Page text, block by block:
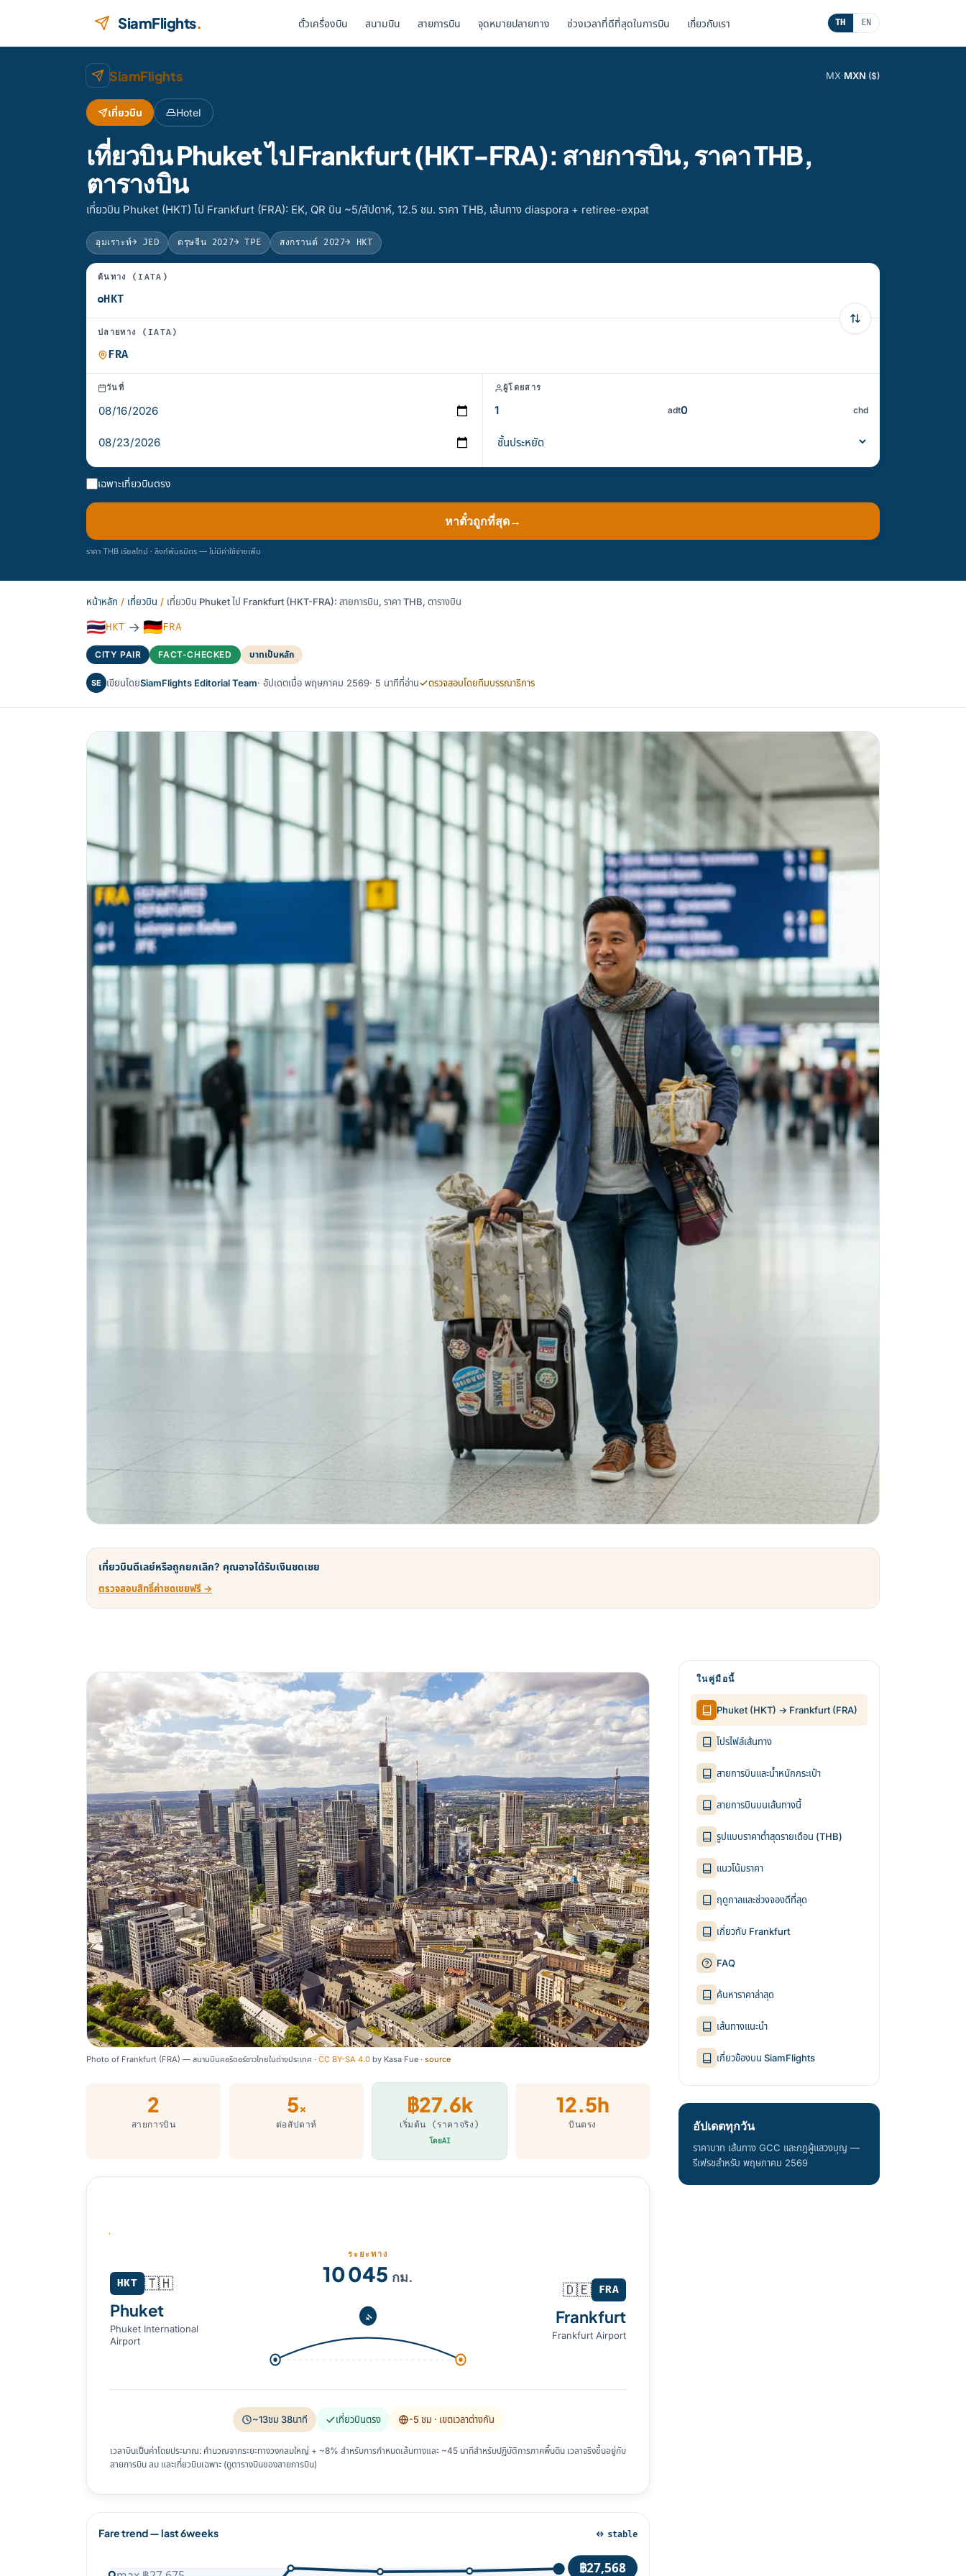
SiamFlights. ตั๋วเครื่องบิน สนามบิน สายการบิน จุดหมายปลายทาง ช่วงเวลาที่ดีที่สุดในการบิน เกี่ยวกับเรา TH EN
SiamFlights MX·MXN ($)
เที่ยวบิน Hotel
เที่ยวบิน Phuket ไป Frankfurt (HKT-FRA): สายการบิน, ราคา THB,
ตารางบิน
เที่ยวบิน Phuket (HKT) ไป Frankfurt (FRA): EK, QR บิน ~5/สัปดาห์, 12.5 ชม. ราคา THB, เส้นทาง diaspora + retiree-expat
อุมเราะห์→ JED ตรุษจีน 2027→ TPE สงกรานต์ 2027→ HKT
ต้นทาง (IATA)
ปลายทาง (IATA)
วันที่ ผู้โดยสาร
adt chd
เฉพาะเที่ยวบินตรง
หาตั๋วถูกที่สุด→
ราคา THB เรียลไทม์ · ลิงก์พันธมิตร — ไม่มีค่าใช้จ่ายเพิ่ม
หน้าหลัก / เที่ยวบิน / เที่ยวบิน Phuket ไป Frankfurt (HKT-FRA): สายการบิน, ราคา THB, ตารางบิน
🇹🇭HKT → 🇩🇪FRA
CITY PAIR FACT-CHECKED บาทเป็นหลัก
SE เขียนโดยSiamFlights Editorial Team· อัปเดตเมื่อ พฤษภาคม 2569· 5 นาทีที่อ่าน ตรวจสอบโดยทีมบรรณาธิการ
เที่ยวบินดีเลย์หรือถูกยกเลิก? คุณอาจได้รับเงินชดเชย
ตรวจสอบสิทธิ์ค่าชดเชยฟรี →
Photo of Frankfurt (FRA) — สนามบินคอริดอร์ชาวไทยในต่างประเทศ · CC BY-SA 4.0 by Kasa Fue · source
2
สายการบิน
5×
ต่อสัปดาห์
฿27.6k
เริ่มต้น (ราคาจริง)
โดยAI
12.5h
บินตรง
HKT 🇹🇭
Phuket
Phuket International
Airport
ระยะทาง
10 045 กม.
FRA
🇩🇪
Frankfurt
Frankfurt Airport
~13ชม 38นาที เที่ยวบินตรง -5 ชม · เขตเวลาต่างกัน
เวลาบินเป็นค่าโดยประมาณ: คำนวณจากระยะทางวงกลมใหญ่ + ~8% สำหรับการกำหนดเส้นทางและ ~45 นาทีสำหรับปฏิบัติการภาคพื้นดิน เวลาจริงขึ้นอยู่กับ
สายการบิน ลม และเที่ยวบินเฉพาะ (ดูตารางบินของสายการบิน)
Fare trend — last 6weeks ↔ stable
฿27,568
ในคู่มือนี้
Phuket (HKT) → Frankfurt (FRA)
โปรไฟล์เส้นทาง
สายการบินและน้ำหนักกระเป๋า
สายการบินบนเส้นทางนี้
รูปแบบราคาต่ำสุดรายเดือน (THB)
แนวโน้มราคา
ฤดูกาลและช่วงจองดีที่สุด
เกี่ยวกับ Frankfurt
FAQ
ค้นหาราคาล่าสุด
เส้นทางแนะนำ
เกี่ยวข้องบน SiamFlights
อัปเดตทุกวัน
ราคาบาท เส้นทาง GCC และกฎผู้แสวงบุญ —
รีเฟรชสำหรับ พฤษภาคม 2569